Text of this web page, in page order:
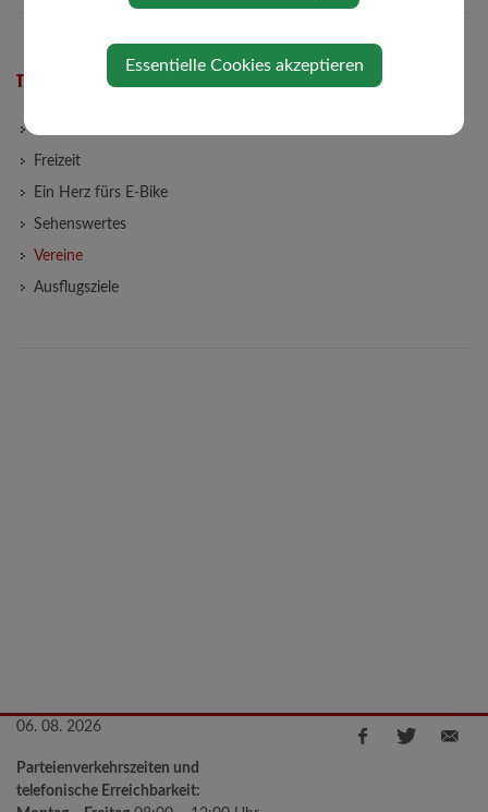
TOURISMUS/FREIZEIT
Freizeit
Ein Herz fürs E-Bike
Sehenswertes
Vereine
Ausflugsziele
06. 08. 2026
Parteienverkehrszeiten und
telefonische Erreichbarkeit:
Essentielle Cookies akzeptieren